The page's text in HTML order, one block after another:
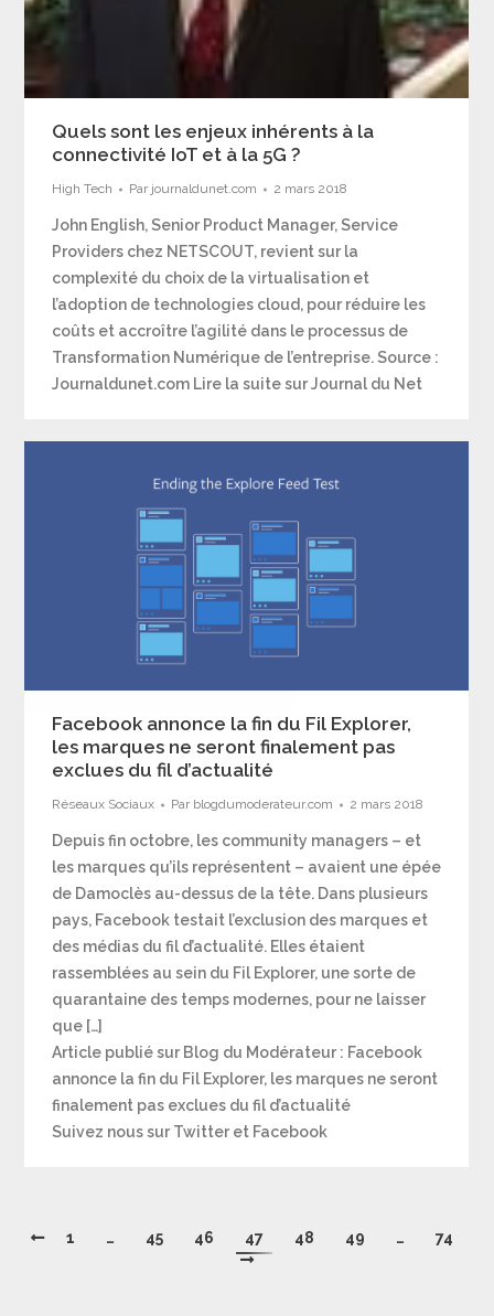
Quels sont les enjeux inhérents à la
connectivité IoT et à la 5G ?
High Tech Par journaldunet.com 2 mars 2018
John English, Senior Product Manager, Service
Providers chez NETSCOUT, revient sur la
complexité du choix de la virtualisation et
l’adoption de technologies cloud, pour réduire les
coûts et accroître l’agilité dans le processus de
Transformation Numérique de l’entreprise. Source :
Journaldunet.com Lire la suite sur Journal du Net
Facebook annonce la fin du Fil Explorer,
les marques ne seront finalement pas
exclues du fil d’actualité
Réseaux Sociaux Par blogdumoderateur.com 2 mars 2018
Depuis fin octobre, les community managers – et
les marques qu’ils représentent – avaient une épée
de Damoclès au-dessus de la tête. Dans plusieurs
pays, Facebook testait l’exclusion des marques et
des médias du fil d’actualité. Elles étaient
rassemblées au sein du Fil Explorer, une sorte de
quarantaine des temps modernes, pour ne laisser
que […]
Article publié sur Blog du Modérateur : Facebook
annonce la fin du Fil Explorer, les marques ne seront
finalement pas exclues du fil d’actualité
Suivez nous sur Twitter et Facebook
1 … 45 46 47 48 49 … 74